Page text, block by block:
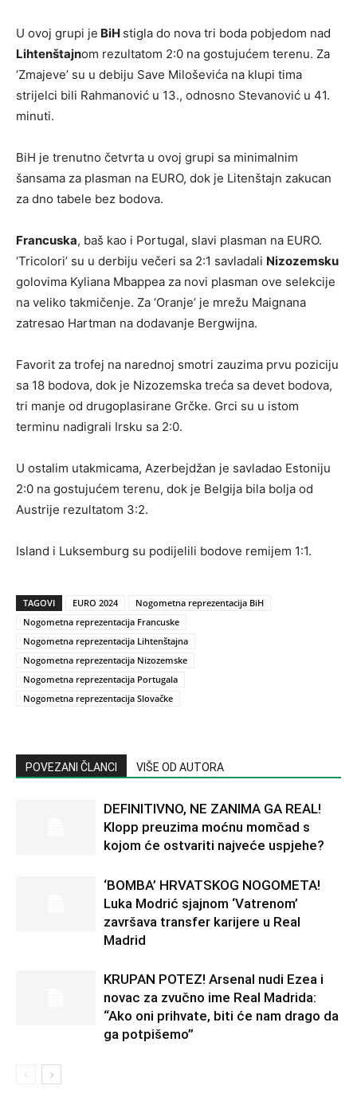
U ovoj grupi je BiH stigla do nova tri boda pobjedom nad
Lihtenštajnom rezultatom 2:0 na gostujućem terenu. Za
‘Zmajeve’ su u debiju Save Miloševića na klupi tima
strijelci bili Rahmanović u 13., odnosno Stevanović u 41.
minuti.
BiH je trenutno četvrta u ovoj grupi sa minimalnim
šansama za plasman na EURO, dok je Litenštajn zakucan
za dno tabele bez bodova.
Francuska, baš kao i Portugal, slavi plasman na EURO.
‘Tricolori’ su u derbiju večeri sa 2:1 savladali Nizozemsku
golovima Kyliana Mbappea za novi plasman ove selekcije
na veliko takmičenje. Za ‘Oranje’ je mrežu Maignana
zatresao Hartman na dodavanje Bergwijna.
Favorit za trofej na narednoj smotri zauzima prvu poziciju
sa 18 bodova, dok je Nizozemska treća sa devet bodova,
tri manje od drugoplasirane Grčke. Grci su u istom
terminu nadigrali Irsku sa 2:0.
U ostalim utakmicama, Azerbejdžan je savladao Estoniju
2:0 na gostujućem terenu, dok je Belgija bila bolja od
Austrije rezultatom 3:2.
Island i Luksemburg su podijelili bodove remijem 1:1.
TAGOVI EURO 2024
Nogometna reprezentacija BiH
Nogometna reprezentacija Francuske
Nogometna reprezentacija Lihtenštajna
Nogometna reprezentacija Nizozemske
Nogometna reprezentacija Portugala
Nogometna reprezentacija Slovačke
POVEZANI ČLANCI VIŠE OD AUTORA
DEFINITIVNO, NE ZANIMA GA REAL!
Klopp preuzima moćnu momčad s
kojom će ostvariti najveće uspjehe?
‘BOMBA’ HRVATSKOG NOGOMETA!
Luka Modrić sjajnom ‘Vatrenom’
završava transfer karijere u Real
Madrid
KRUPAN POTEZ! Arsenal nudi Ezea i
novac za zvučno ime Real Madrida:
“Ako oni prihvate, biti će nam drago da
ga potpišemo”